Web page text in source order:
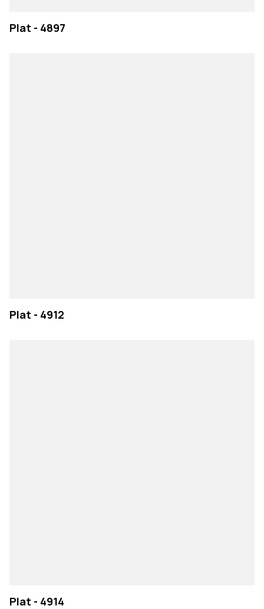
Plat - 4897
Plat - 4912
Plat - 4914